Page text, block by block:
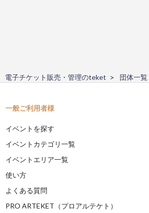
電子チケット販売・管理のteket 団体一覧
一般ご利用者様
イベントを探す
イベントカテゴリ一覧
イベントエリア一覧
使い方
よくある質問
PRO ARTEKET（プロアルテケト）